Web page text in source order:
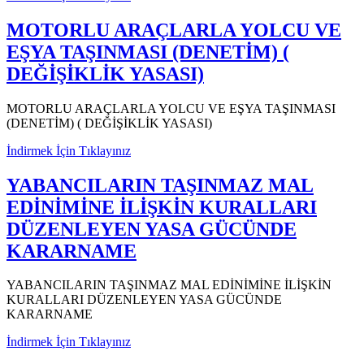
MOTORLU ARAÇLARLA YOLCU VE
EŞYA TAŞINMASI (DENETİM) (
DEĞİŞİKLİK YASASI)
MOTORLU ARAÇLARLA YOLCU VE EŞYA TAŞINMASI
(DENETİM) ( DEĞİŞİKLİK YASASI)
İndirmek İçin Tıklayınız
YABANCILARIN TAŞINMAZ MAL
EDİNİMİNE İLİŞKİN KURALLARI
DÜZENLEYEN YASA GÜCÜNDE
KARARNAME
YABANCILARIN TAŞINMAZ MAL EDİNİMİNE İLİŞKİN
KURALLARI DÜZENLEYEN YASA GÜCÜNDE
KARARNAME
İndirmek İçin Tıklayınız